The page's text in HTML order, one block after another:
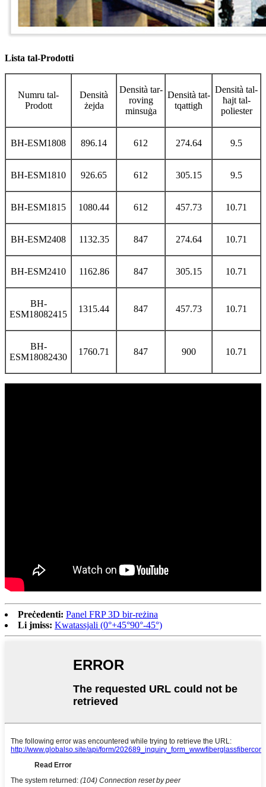
Lista tal-Prodotti
Numru tal-
Prodott
Densità
żejda
Densità tar-
roving
minsuġa
Densità tat-
tqattigħ
Densità tal-
ħajt tal-
poliester
BH-ESM1808 896.14 612 274.64 9.5
BH-ESM1810 926.65 612 305.15 9.5
BH-ESM1815 1080.44 612 457.73 10.71
BH-ESM2408 1132.35 847 274.64 10.71
BH-ESM2410 1162.86 847 305.15 10.71
BH-
ESM18082415
1315.44 847 457.73 10.71
BH-
ESM18082430
1760.71 847 900 10.71
Preċedenti: Panel FRP 3D bir-reżina
Li jmiss: Kwatassjali (0°+45°90°-45°)